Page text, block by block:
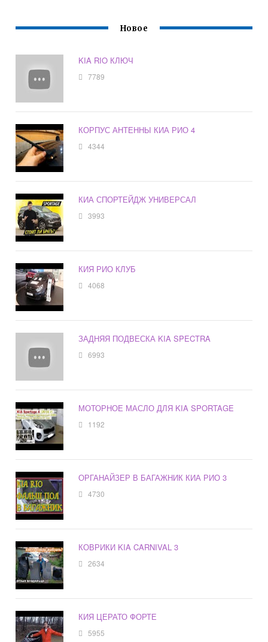
Новое
KIA RIO КЛЮЧ
7789
КОРПУС АНТЕННЫ КИА РИО 4
4344
КИА СПОРТЕЙДЖ УНИВЕРСАЛ
3993
КИЯ РИО КЛУБ
4068
ЗАДНЯЯ ПОДВЕСКА KIA SPECTRA
6993
МОТОРНОЕ МАСЛО ДЛЯ KIA SPORTAGE
1192
ОРГАНАЙЗЕР В БАГАЖНИК КИА РИО 3
4730
КОВРИКИ KIA CARNIVAL 3
2634
КИЯ ЦЕРАТО ФОРТЕ
5955